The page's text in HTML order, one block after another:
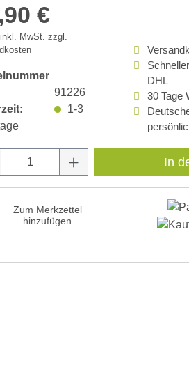
€
MwSt. zzgl.
91226
1-3
DHL
30 Tage
Anzahl: Gib den In
Zum Merkzettel
hinzufügen